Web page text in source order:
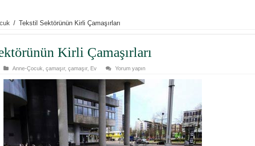
/ Tekstil Sektörünün Kirli Çamaşırları
Kirli Çamaşırları
Anne-Çocuk çamaşır, çamaşır, Ev Yorum yapın